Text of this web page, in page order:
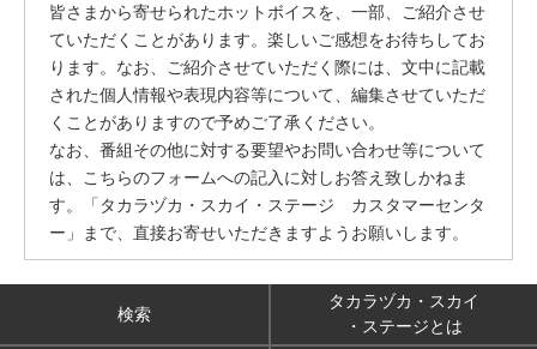
皆さまから寄せられたホットボイスを、一部、ご紹介させ
ていただくことがあります。楽しいご感想をお待ちしてお
ります。なお、ご紹介させていただく際には、文中に記載
された個人情報や表現内容等について、編集させていただ
くことがありますので予めご了承ください。
なお、番組その他に対する要望やお問い合わせ等について
は、こちらのフォームへの記入に対しお答え致しかねま
す。「タカラヅカ・スカイ・ステージ カスタマーセンタ
ー」まで、直接お寄せいただきますようお願いします。
検索
タカラヅカ・スカイ
・ステージとは